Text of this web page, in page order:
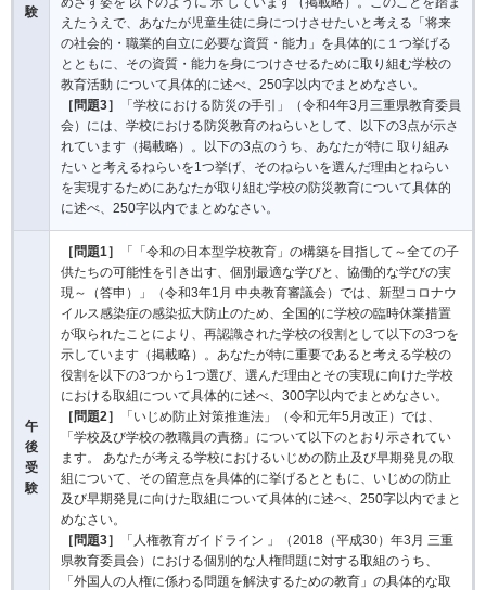
験
えたうえで、あなたが児童生徒に身につけさせたいと考える「将来
の社会的・職業的自立に必要な資質・能力」を具体的に１つ挙げる
とともに、その資質・能力を身につけさせるために取り組む学校の
教育活動 について具体的に述べ、250字以内でまとめなさい。
［問題3］
「学校における防災の手引」（令和4年3月三重県教育委員
会）には、学校における防災教育のねらいとして、以下の3点が示さ
れています（掲載略）。以下の3点のうち、あなたが特に 取り組み
たい と考えるねらいを1つ挙げ、そのねらいを選んだ理由とねらい
を実現するためにあなたが取り組む学校の防災教育について具体的
に述べ、250字以内でまとめなさい。
午
後
受
験
［問題1］
「「令和の日本型学校教育」の構築を目指して～全ての子
供たちの可能性を引き出す、個別最適な学びと、協働的な学びの実
現～（答申）」（令和3年1月 中央教育審議会）では、新型コロナウ
イルス感染症の感染拡大防止のため、全国的に学校の臨時休業措置
が取られたことにより、再認識された学校の役割として以下の3つを
示しています（掲載略）。あなたが特に重要であると考える学校の
役割を以下の3つから1つ選び、選んだ理由とその実現に向けた学校
における取組について具体的に述べ、300字以内でまとめなさい。
［問題2］
「いじめ防止対策推進法」（令和元年5月改正）では、
「学校及び学校の教職員の責務」について以下のとおり示されてい
ます。 あなたが考える学校におけるいじめの防止及び早期発見の取
組について、その留意点を具体的に挙げるとともに、いじめの防止
及び早期発見に向けた取組について具体的に述べ、250字以内でまと
めなさい。
［問題3］
「人権教育ガイドライン 」（2018（平成30）年3月 三重
県教育委員会）における個別的な人権問題に対する取組のうち、
「外国人の人権に係わる問題を解決するための教育」の具体的な取